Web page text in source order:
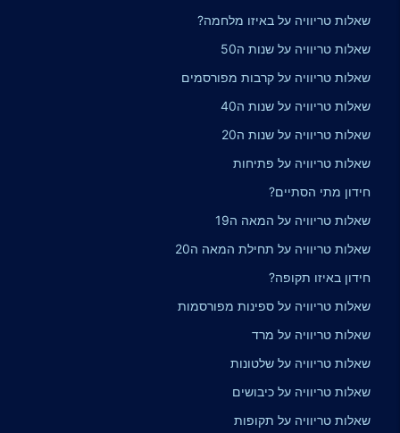
שאלות טריוויה על באיזו מלחמה?
שאלות טריוויה על שנות ה50
שאלות טריוויה על קרבות מפורסמים
שאלות טריוויה על שנות ה40
שאלות טריוויה על שנות ה20
שאלות טריוויה על פתיחות
חידון מתי הסתיים?
שאלות טריוויה על המאה ה19
שאלות טריוויה על תחילת המאה ה20
חידון באיזו תקופה?
שאלות טריוויה על ספינות מפורסמות
שאלות טריוויה על מרד
שאלות טריוויה על שלטונות
שאלות טריוויה על כיבושים
שאלות טריוויה על תקופות